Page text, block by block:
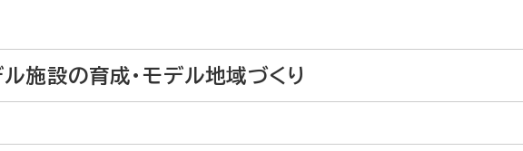
施設の育成・モデル地域づくり